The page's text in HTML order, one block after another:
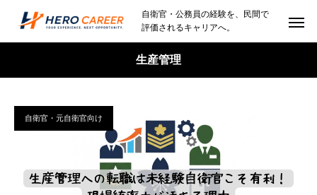
自衛官・公務員の経験を、民間で
評価されるキャリアへ。
生産管理
自衛官・元自衛官向け